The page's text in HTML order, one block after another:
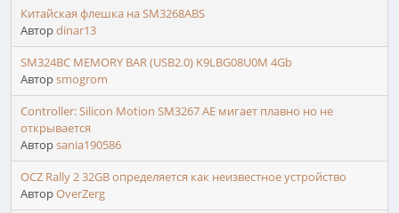
Китайская флешка на SM3268ABS
Авторdinar13
SM324BC MEMORY BAR (USB2.0) K9LBG08U0M 4Gb
Авторsmogrom
Controller: Silicon Motion SM3267 AE мигает плавно но не
открывается
Авторsania190586
OCZ Rally 2 32GB определяется как неизвестное устройство
АвторOverZerg